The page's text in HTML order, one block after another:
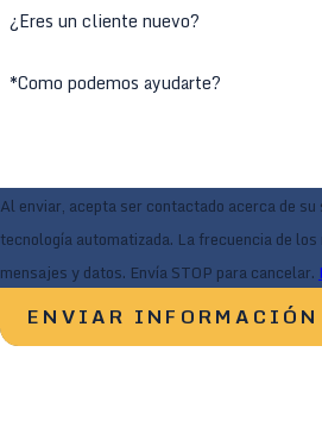
¿Eres un cliente nuevo?
*Como podemos ayudarte?
Al enviar, acepta ser contactado acerca de
tecnología automatizada. La frecuencia de
mensajes y datos. Envía STOP para cancelar.
ENVIAR INFORMACIÓN